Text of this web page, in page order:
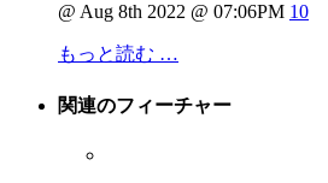
@ Aug 8th 2022 @ 07:06PM 10
もっと読む …
関連のフィーチャー